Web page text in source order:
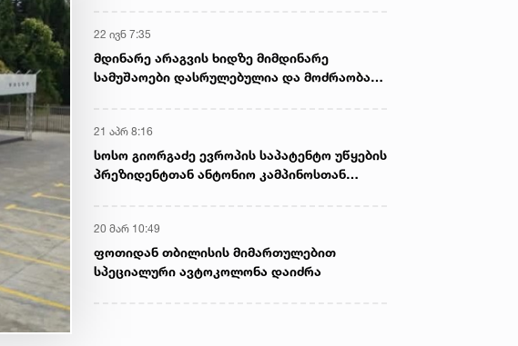
22 ივნ 7:35
მდინარე არაგვის ხიდზე მიმდინარე
სამუშაოები დასრულებულია და მოძრაობა
21 აპრ 8:16
სოსო გიორგაძე ევროპის საპატენტო უწყების
პრეზიდენტთან ანტონიო კამპინოსთან
20 მარ 10:49
ფოთიდან თბილისის მიმართულებით
სპეციალური ავტოკოლონა დაიძრა